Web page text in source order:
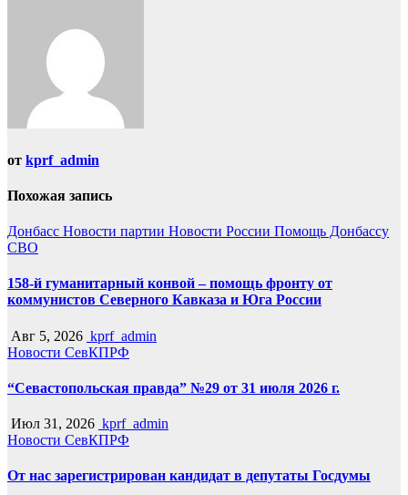
от kprf_admin
Похожая запись
Донбасс Новости партии Новости России Помощь Донбассу
СВО
158-й гуманитарный конвой – помощь фронту от
коммунистов Северного Кавказа и Юга России
Авг 5, 2026 kprf_admin
Новости СевКПРФ
“Севастопольская правда” №29 от 31 июля 2026 г.
Июл 31, 2026 kprf_admin
Новости СевКПРФ
От нас зарегистрирован кандидат в депутаты Госдумы